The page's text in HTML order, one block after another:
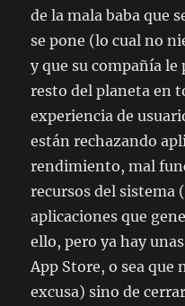
de la mala baba que
se pone (lo cual no
y que su compañía le
resto del planeta en
experiencia de
están rechazando
rendimiento, mal
recursos del sistema
aplicaciones que
ello, pero ya hay
App Store, o sea que
excusa) sino de